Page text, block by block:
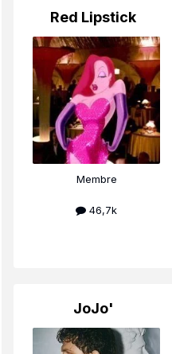
Red Lipstick
Membre
46,7k
JoJo'